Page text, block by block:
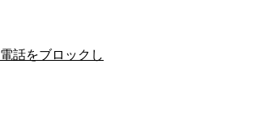
話をブロックし